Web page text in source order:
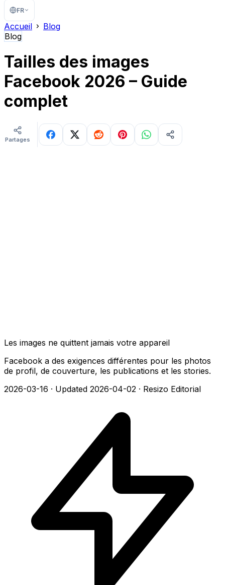
FR
Accueil
Blog
Blog
Tailles des images
Facebook 2026 – Guide
complet
Partages
Les images ne quittent jamais votre appareil
Facebook a des exigences différentes pour les photos
de profil, de couverture, les publications et les stories.
2026-03-16 · Updated 2026-04-02 · Resizo Editorial